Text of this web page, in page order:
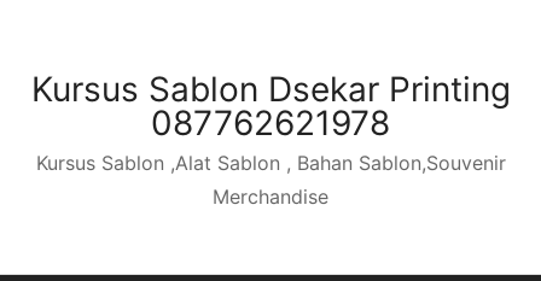
contentKursus Sablon Dsekar Printing
087762621978
Kursus Sablon ,Alat Sablon , Bahan Sablon,Souvenir
Merchandise